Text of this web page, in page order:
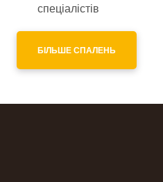
спеціалістів
БІЛЬШЕ СПАЛЕНЬ